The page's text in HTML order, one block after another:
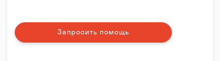
Запросить помощь